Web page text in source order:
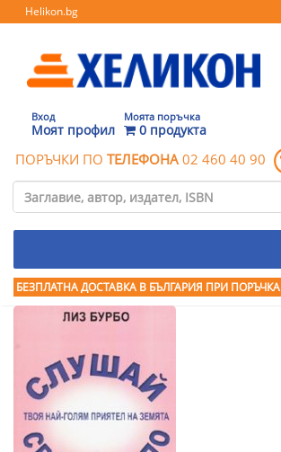
Helikon.bg
Вход
Моят профил
Моята поръчка
0 продукта
ПОРЪЧКИ ПО ТЕЛЕФОНА 02 460 40 90
БЕЗПЛАТНА ДОСТАВКА В БЪЛГАРИЯ ПРИ ПОРЪЧКА